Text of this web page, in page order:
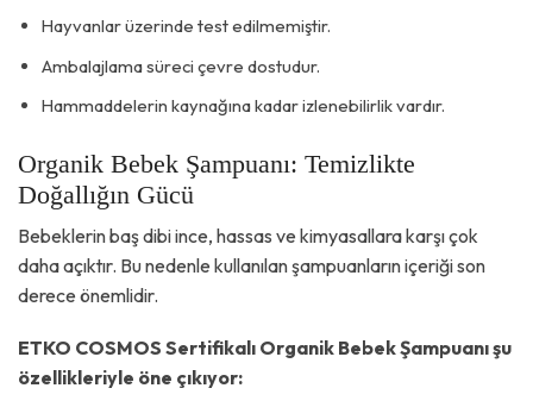
Hayvanlar üzerinde test edilmemiştir.
Ambalajlama süreci çevre dostudur.
Hammaddelerin kaynağına kadar izlenebilirlik vardır.
Organik Bebek Şampuanı: Temizlikte
Doğallığın Gücü
Bebeklerin baş dibi ince, hassas ve kimyasallara karşı çok
daha açıktır. Bu nedenle kullanılan şampuanların içeriği son
derece önemlidir.
ETKO COSMOS Sertifikalı Organik Bebek Şampuanı şu
özellikleriyle öne çıkıyor: